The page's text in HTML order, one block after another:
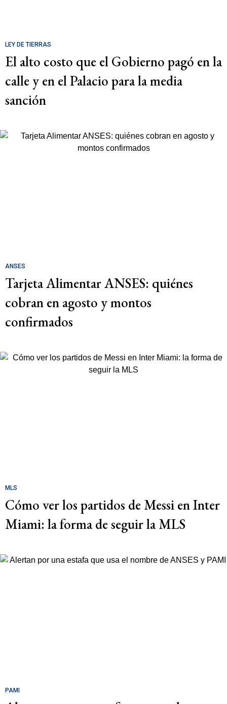
LEY DE TIERRAS
El alto costo que el Gobierno pagó en la
calle y en el Palacio para la media
sanción
ANSES
Tarjeta Alimentar ANSES: quiénes
cobran en agosto y montos
confirmados
MLS
Cómo ver los partidos de Messi en Inter
Miami: la forma de seguir la MLS
PAMI